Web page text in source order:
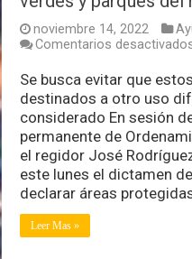
noviembre 14, 2022
Comentarios
Se busca evitar que
destinados a otro uso
considerado En sesión
permanente de
el regidor José
este lunes el dictamen
declarar áreas
Leer Mas »